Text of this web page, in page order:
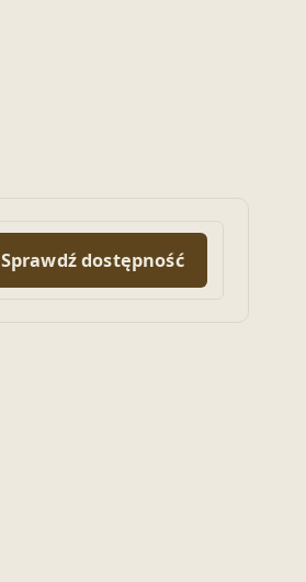
Sprawdź dostępność